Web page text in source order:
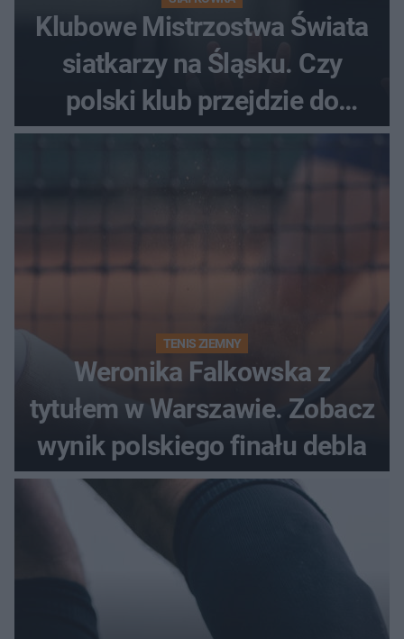
Klubowe Mistrzostwa Świata
siatkarzy na Śląsku. Czy
polski klub przejdzie do
historii
TENIS ZIEMNY
Weronika Falkowska z
tytułem w Warszawie. Zobacz
wynik polskiego finału debla